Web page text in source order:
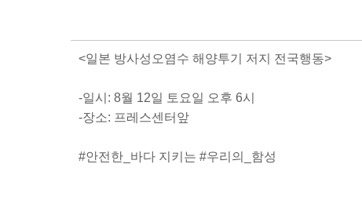
<일본 방사성오염수 해양투기 저지 전국행동>
-일시: 8월 12일 토요일 오후 6시
-장소: 프레스센터앞
#안전한_바다 지키는 #우리의_함성